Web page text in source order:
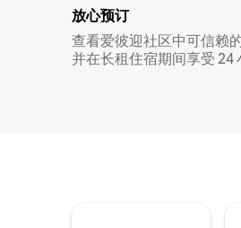
放心预订
查看爱彼迎社区中可信赖
并在长租住宿期间享受 24